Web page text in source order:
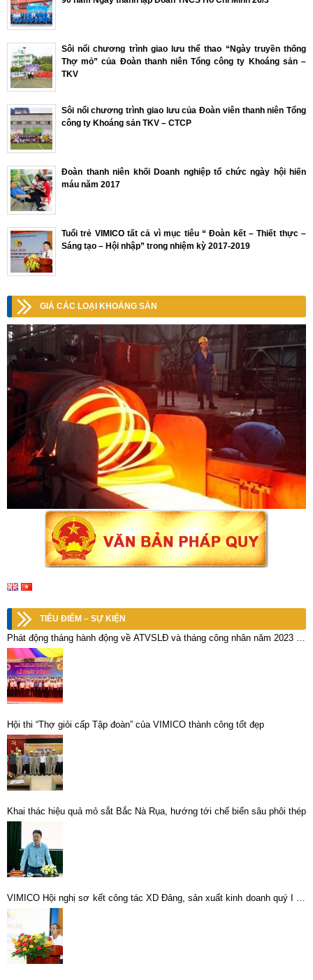
Sôi nổi chương trình giao lưu thể thao “Ngày truyền thống
Thợ mỏ” của Đoàn thanh niên Tổng công ty Khoáng sản –
TKV
Sôi nổi chương trình giao lưu của Đoàn viên thanh niên Tổng
công ty Khoáng sản TKV – CTCP
Đoàn thanh niên khối Doanh nghiệp tổ chức ngày hội hiến
máu năm 2017
Tuổi trẻ VIMICO tất cả vì mục tiêu “ Đoàn kết – Thiết thực –
Sáng tạo – Hội nhập” trong nhiệm kỳ 2017-2019
GIÁ CÁC LOẠI KHOÁNG SẢN
TIÊU ĐIỂM – SỰ KIỆN
Phát động tháng hành động về ATVSLĐ và tháng công nhân năm 2023 tại
Công ty CP Kim loại màu Thái Nguyên – VIMICO
Hội thi “Thợ giỏi cấp Tập đoàn” của VIMICO thành công tốt đẹp
Khai thác hiệu quả mỏ sắt Bắc Nà Rụa, hướng tới chế biến sâu phôi thép
VIMICO Hội nghị sơ kết công tác XD Đảng, sản xuất kinh doanh quý I và
triển khai nhiệm vụ quý II năm 2022